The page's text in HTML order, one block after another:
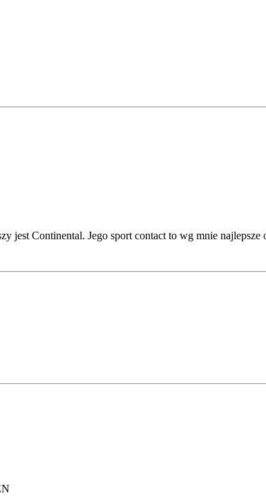
jest Continental. Jego sport contact to wg mnie najlepsze